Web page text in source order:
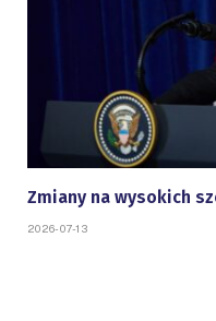
Zmiany na wysokich
2026-07-13